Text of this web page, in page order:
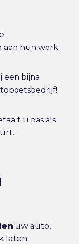
aan hun werk.
een bijna
u pas als
uw auto,
laten